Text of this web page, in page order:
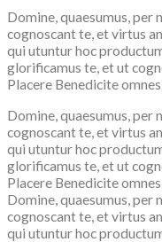
Domine, quaesumus, per
cognoscant te, et virtus
qui utuntur hoc
glorificamus te, et ut
Placere Benedicite
Domine, quaesumus, per
cognoscant te, et virtus
qui utuntur hoc
glorificamus te, et ut
Placere Benedicite
Domine, quaesumus, per
cognoscant te, et virtus
qui utuntur hoc